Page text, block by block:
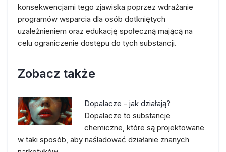
konsekwencjami tego zjawiska poprzez wdrażanie
programów wsparcia dla osób dotkniętych
uzależnieniem oraz edukację społeczną mającą na
celu ograniczenie dostępu do tych substancji.
Zobacz także
Dopalacze - jak działają?
Dopalacze to substancje
chemiczne, które są projektowane
w taki sposób, aby naśladować działanie znanych